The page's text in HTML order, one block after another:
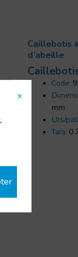
Caillebotis
d’abeille
Code:
mm
Uts/
Tara:
x